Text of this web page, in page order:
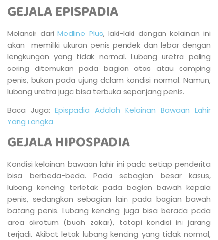
GEJALA EPISPADIA
Melansir dariMedline Plus, laki-laki dengan kelainan ini
akan memiliki ukuran penis pendek dan lebar dengan
lengkungan yang tidak normal. Lubang uretra paling
sering ditemukan pada bagian atas atau samping
penis, bukan pada ujung dalam kondisi normal. Namun,
lubang uretra juga bisa terbuka sepanjang penis.
Baca Juga: Epispadia Adalah Kelainan Bawaan Lahir
Yang Langka
GEJALA HIPOSPADIA
Kondisi kelainan bawaan lahir ini pada setiap penderita
bisa berbeda-beda. Pada sebagian besar kasus,
lubang kencing terletak pada bagian bawah kepala
penis, sedangkan sebagian lain pada bagian bawah
batang penis. Lubang kencing juga bisa berada pada
area skrotum (buah zakar), tetapi kondisi ini jarang
terjadi. Akibat letak lubang kencing yang tidak normal,